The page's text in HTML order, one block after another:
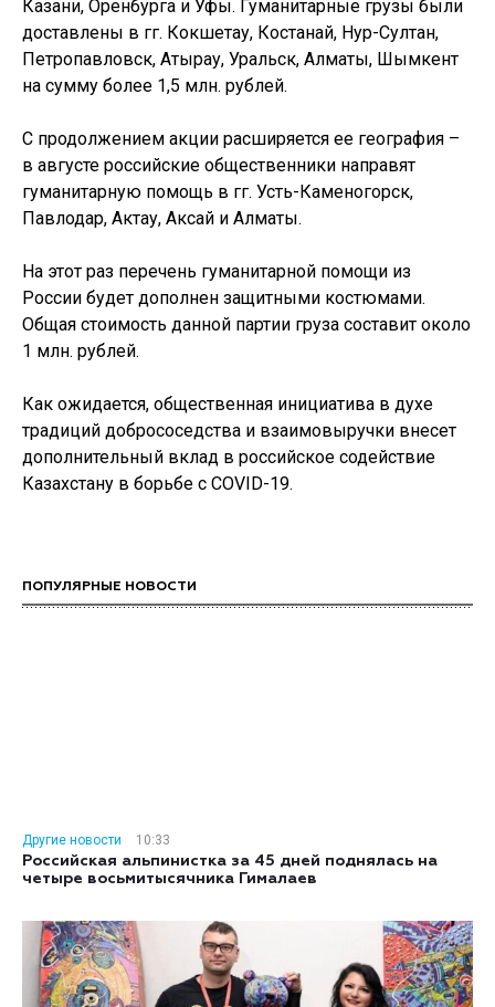
Казани, Оренбурга и Уфы. Гуманитарные грузы были
доставлены в гг. Кокшетау, Костанай, Нур-Султан,
Петропавловск, Атырау, Уральск, Алматы, Шымкент
на сумму более 1,5 млн. рублей.
С продолжением акции расширяется ее география –
в августе российские общественники направят
гуманитарную помощь в гг. Усть-Каменогорск,
Павлодар, Актау, Аксай и Алматы.
На этот раз перечень гуманитарной помощи из
России будет дополнен защитными костюмами.
Общая стоимость данной партии груза составит около
1 млн. рублей.
Как ожидается, общественная инициатива в духе
традиций добрососедства и взаимовыручки внесет
дополнительный вклад в российское содействие
Казахстану в борьбе с COVID-19.
ПОПУЛЯРНЫЕ НОВОСТИ
Другие новости
10:33
Российская альпинистка за 45 дней поднялась на
четыре восьмитысячника Гималаев